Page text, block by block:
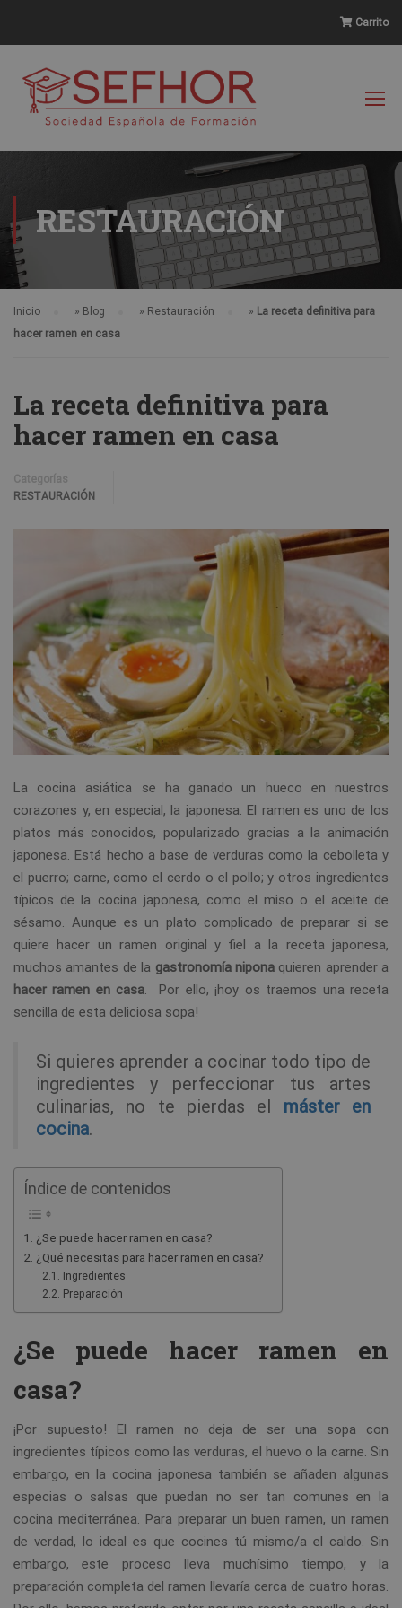
Carrito
RESTAURACIÓN
Inicio » Blog » Restauración » La receta definitiva para
hacer ramen en casa
La receta definitiva para
hacer ramen en casa
Categorías
RESTAURACIÓN
La cocina asiática se ha ganado un hueco en nuestros
corazones y, en especial, la japonesa. El ramen es uno de los
platos más conocidos, popularizado gracias a la animación
japonesa. Está hecho a base de verduras como la cebolleta y
el puerro; carne, como el cerdo o el pollo; y otros ingredientes
típicos de la cocina japonesa, como el miso o el aceite de
sésamo. Aunque es un plato complicado de preparar si se
quiere hacer un ramen original y fiel a la receta japonesa,
muchos amantes de la gastronomía niponaquieren aprender a
hacer ramen en casa. Por ello, ¡hoy os traemos una receta
sencilla de esta deliciosa sopa!
Si quieres aprender a cocinar todo tipo de
ingredientes y perfeccionar tus artes
culinarias, no te pierdas el máster en
cocina.
Índice de contenidos
¿Se puede hacer ramen en casa?
¿Qué necesitas para hacer ramen en casa?
Ingredientes
Preparación
¿Se puede hacer ramen en
casa?
¡Por supuesto! El ramen no deja de ser una sopa con
ingredientes típicos como las verduras, el huevo o la carne. Sin
embargo, en la cocina japonesa también se añaden algunas
especias o salsas que puedan no ser tan comunes en la
cocina mediterránea. Para preparar un buen ramen, un ramen
de verdad, lo ideal es que cocines tú mismo/a el caldo. Sin
embargo, este proceso lleva muchísimo tiempo, y la
preparación completa del ramen llevaría cerca de cuatro horas.